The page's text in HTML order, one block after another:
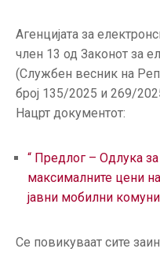
ЗА
КОРИСНИЦИ
ЈАВНИ
Агенцијата за
член 13 од Законот за
(Службен весник на
број 135/2025 и 269/
Нацрт документот:
“ Предлог – Одлука
максималните цени
јавни мобилни
Се повикуваат сите